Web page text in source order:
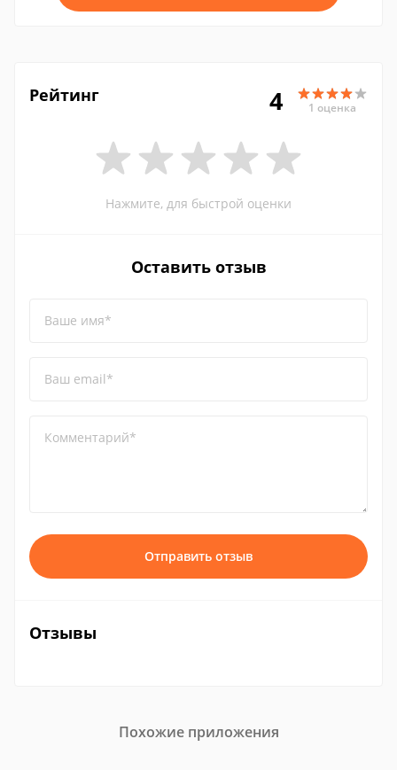
Рейтинг 4 1 оценка
Нажмите, для быстрой оценки
Оставить отзыв
Ваше имя*
Ваш email*
Комментарий*
Отправить отзыв
Отзывы
Похожие приложения